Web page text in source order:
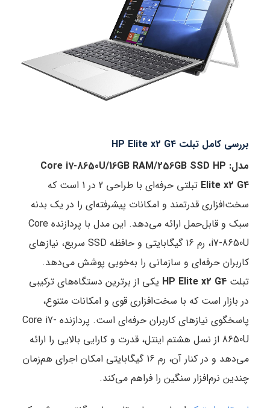
بررسی کامل تبلت HP Elite x2 G4
مدل: Core i7-8650U/16GB RAM/256GB SSD HP
Elite x2 G4
تبلتی حرفه‌ای با طراحی 2 در 1 است که
سخت‌افزاری قدرتمند و امکانات پیشرفته‌ای را در یک بدنه
سبک و قابل‌حمل ارائه می‌دهد. این مدل با پردازنده Core
i7-8650U، رم 16 گیگابایتی و حافظه SSD سریع، نیازهای
کاربران حرفه‌ای و سازمانی را به‌خوبی پوشش می‌دهد.
تبلت HP Elite x2 G4 یکی از برترین دستگاه‌های ترکیبی
در بازار است که با سخت‌افزاری قوی و امکانات متنوع،
پاسخگوی نیازهای کاربران حرفه‌ای است. پردازنده Core i7-
8650U از نسل هشتم اینتل، قدرت و کارایی بالایی را ارائه
می‌دهد و در کنار آن، رم 16 گیگابایتی امکان اجرای هم‌زمان
چندین نرم‌افزار سنگین را فراهم می‌کند.